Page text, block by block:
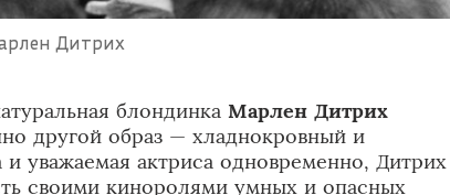
Дитрих
блондинка Марлен Дитрих
другой образ — хладнокровный и
и уважаемая актриса одновременно, Дитрих
своими киноролями умных и опасных